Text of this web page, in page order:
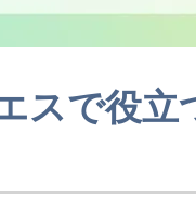
スで役立